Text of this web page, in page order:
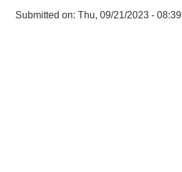
Submitted on: Thu, 09/21/2023 - 08:39